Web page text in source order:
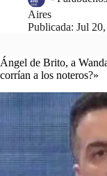
Aires
Publicada: Jul
Ángel de Brito, a
corrían a los noteros?»